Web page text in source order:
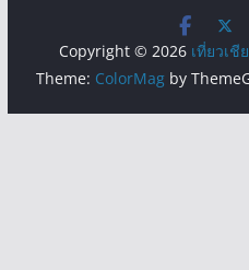
Copyright © 2026 เที่ยวเชี
Theme: ColorMagby